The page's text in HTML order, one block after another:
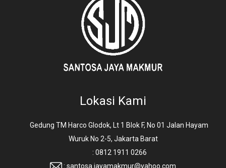
Lokasi Kami
Gedung TM Harco Glodok, Lt 1 Blok F, No 01 Jalan Hayam
Wuruk No 2-5, Jakarta Barat
: 0812 1911 0266
: santosa.jayamakmur@yahoo.com